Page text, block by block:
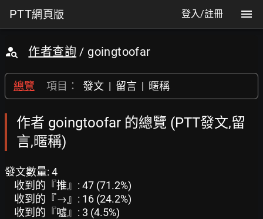
PTT網頁版 登入/註冊
作者查詢 / goingtoofar
總覽 項目： 發文 | 留言 | 暱稱
作者 goingtoofar 的總覽 (PTT發文,留
言,暱稱)
發文數量: 4
收到的『推』: 47 (71.2%)
收到的『→』: 16 (24.2%)
收到的『噓』: 3 (4.5%)